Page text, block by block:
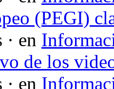
(PEGI)
en
de los
en